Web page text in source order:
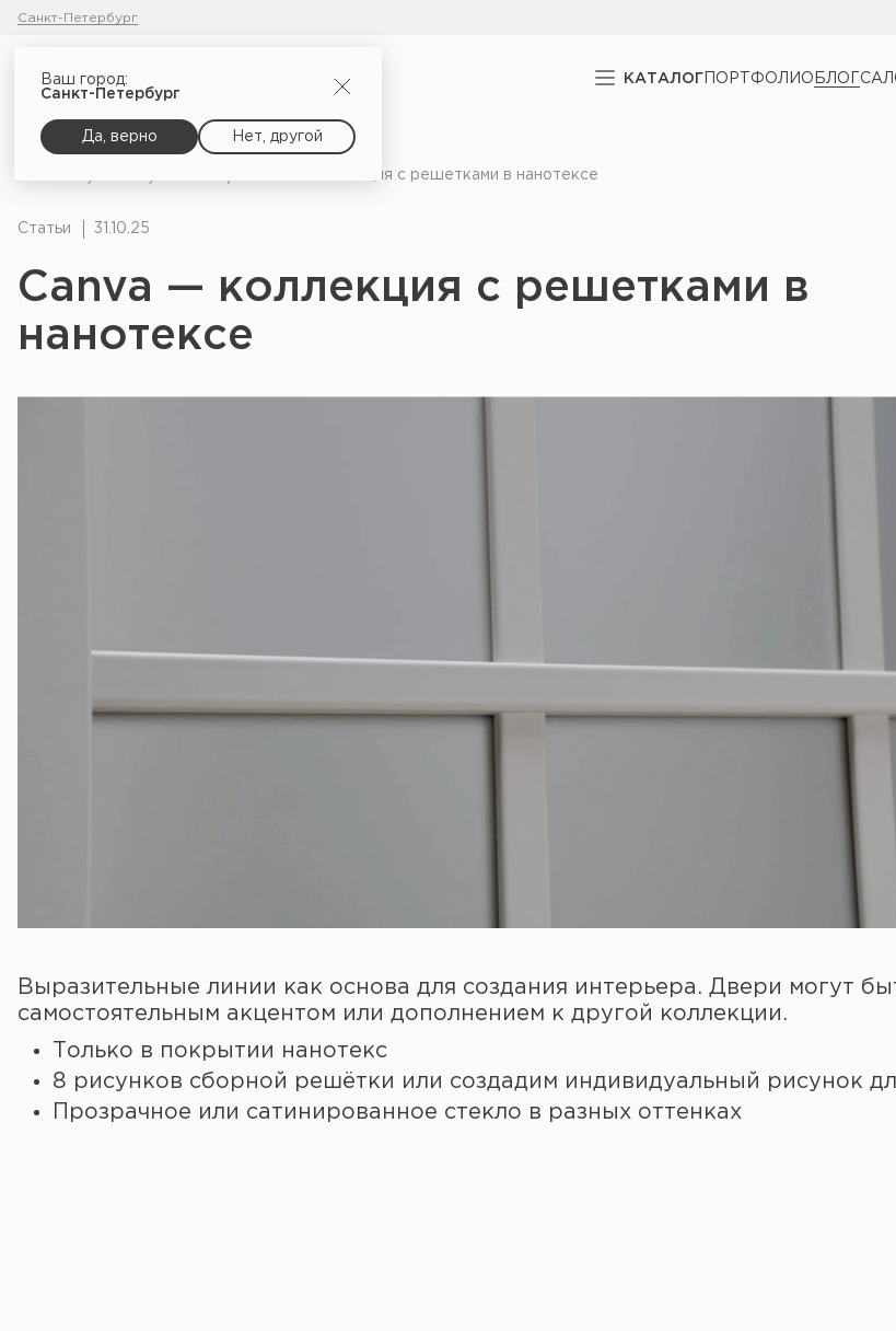
Санкт-Петербург
КАТАЛОГ ПОРТФОЛИО БЛОГ
Ваш город:
Санкт-Петербург
Да, верно Нет, другой
Canva — коллекция с решетками в нанотексе
Статьи 31.10.25
Canva — коллекция с решетками в
нанотексе
Выразительные линии как основа для создания интерьера. Двери могут
самостоятельным акцентом или дополнением к другой коллекции.
Только в покрытии нанотекс
8 рисунков сборной решётки или создадим индивидуальный рисунок
Прозрачное или сатинированное стекло в разных оттенках